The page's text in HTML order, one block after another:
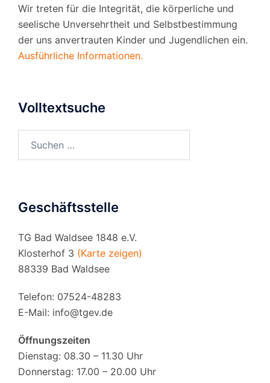
Wir treten für die Integrität, die körperliche und
seelische Unversehrtheit und Selbstbestimmung
der uns anvertrauten Kinder und Jugendlichen ein.
Ausführliche Informationen.
Volltextsuche
Geschäftsstelle
TG Bad Waldsee 1848 e.V.
Klosterhof 3 (Karte zeigen)
88339 Bad Waldsee
Telefon: 07524-48283
E-Mail: info@tgev.de
Öffnungszeiten
Dienstag: 08.30 – 11.30 Uhr
Donnerstag: 17.00 – 20.00 Uhr